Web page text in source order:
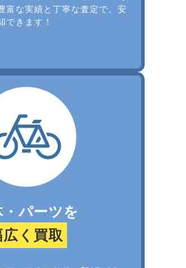
富な実績と丁寧な査定で、安
できます！
・パーツを
広く買取